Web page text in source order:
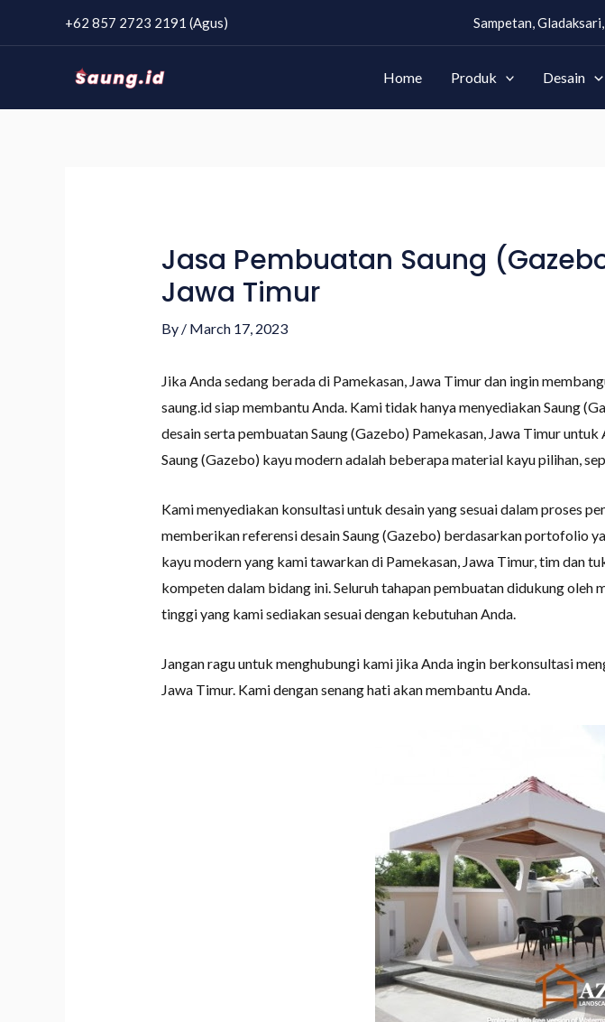
+62 857 2723 2191 (Agus) Sampetan,
Home Produk Desain
Jasa Pembuatan Saung
Jawa Timur
By / March 17, 2023
Jika Anda sedang berada di Pamekasan, Jawa Timur dan ingin
saung.id siap membantu Anda. Kami tidak hanya menyediakan Saung
desain serta pembuatan Saung (Gazebo) Pamekasan, Jawa Timur
Saung (Gazebo) kayu modern adalah beberapa material kayu pilihan,
Kami menyediakan konsultasi untuk desain yang sesuai dalam proses
memberikan referensi desain Saung (Gazebo) berdasarkan portofolio
kayu modern yang kami tawarkan di Pamekasan, Jawa Timur, tim dan
kompeten dalam bidang ini. Seluruh tahapan pembuatan didukung
tinggi yang kami sediakan sesuai dengan kebutuhan Anda.
Jangan ragu untuk menghubungi kami jika Anda ingin berkonsultasi
Jawa Timur. Kami dengan senang hati akan membantu Anda.